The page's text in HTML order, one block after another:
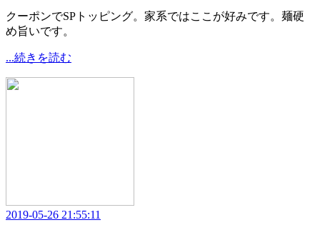
クーポンでSPトッピング。家系ではここが好みです。麺硬
め旨いです。
...続きを読む
2019-05-26 21:55:11